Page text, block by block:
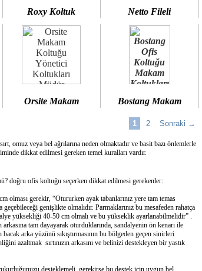
Roxy Koltuk Netto Fileli
Orsite Makam Bostang Makam
1 2 Sonraki →
omuz veya bel ağrılarına neden olmaktadır ve basit bazı önlemlerle
dikkat edilmesi gereken temel kuralları vardır.
doğru ofis koltuğu seçerken dikkat edilmesi gerekenler:
gerekir, “Otururken ayak tabanlarınız yere tam temas
genişlikte olmalıdır. Parmaklarınız bu mesafeden rahatça
yüksekliği 40-50 cm olmalı ve bu yükseklik ayarlanabilmelidir” .
tam dayayarak oturduklarında, sandalyenin ön kenarı ile
arka yüzünü sıkıştırmasının bu bölgeden geçen sinirleri
azaltmak sırtınızın arkasını ve belinizi destekleyen bir yastık
desteklemeli, gerekirse bu destek için uygun bel